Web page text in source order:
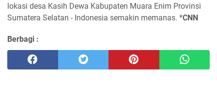
lokasi desa Kasih Dewa Kabupaten Muara Enim Provinsi
Sumatera Selatan - Indonesia semakin memanas. *CNN
Berbagi :